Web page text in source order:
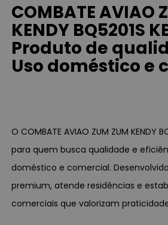
COMBATE AVIAO
KENDY BQ5201S
Produto de
Uso doméstico e
O COMBATE AVIAO ZUM ZUM KENDY
para quem busca qualidade e
doméstico e comercial.
premium, atende residências e
comerciais que valorizam